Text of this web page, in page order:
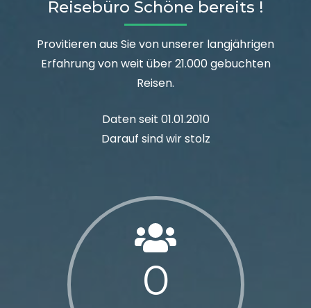
Reisebüro Schöne bereits !
Provitieren aus Sie von unserer langjährigen
Erfahrung von weit über 21.000 gebuchten
Reisen.
Daten seit 01.01.2010
Darauf sind wir stolz
0